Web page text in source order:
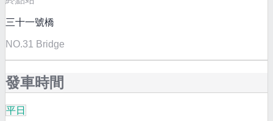
三十一號橋
NO.31 Bridge
發車時間
平日